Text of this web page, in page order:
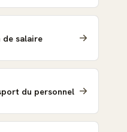
de salaire
du personnel